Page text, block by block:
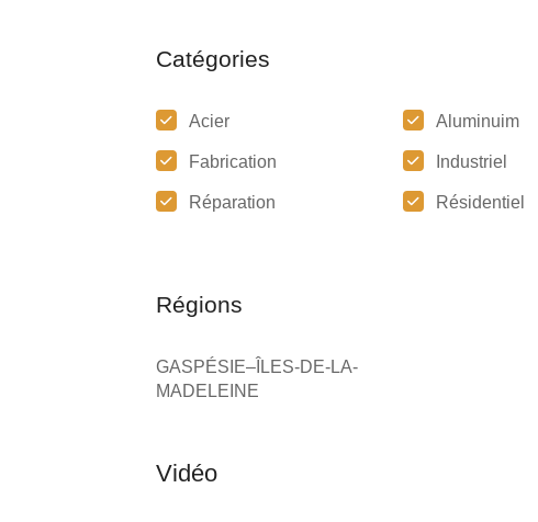
Catégories
Acier Aluminuim
Fabrication Industriel
Réparation Résidentiel
Régions
GASPÉSIE–ÎLES-DE-LA-
MADELEINE